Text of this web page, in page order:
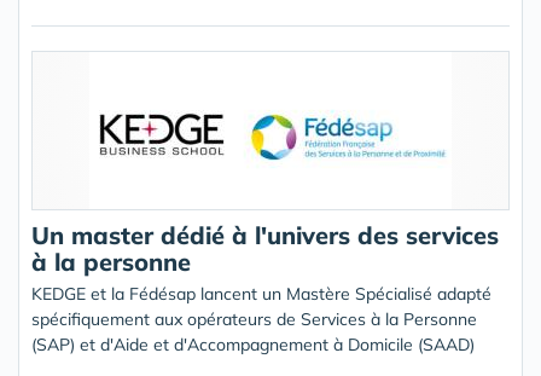
Un master dédié à l'univers des services
à la personne
KEDGE et la Fédésap lancent un Mastère Spécialisé adapté
spécifiquement aux opérateurs de Services à la Personne
(SAP) et d'Aide et d'Accompagnement à Domicile (SAAD)